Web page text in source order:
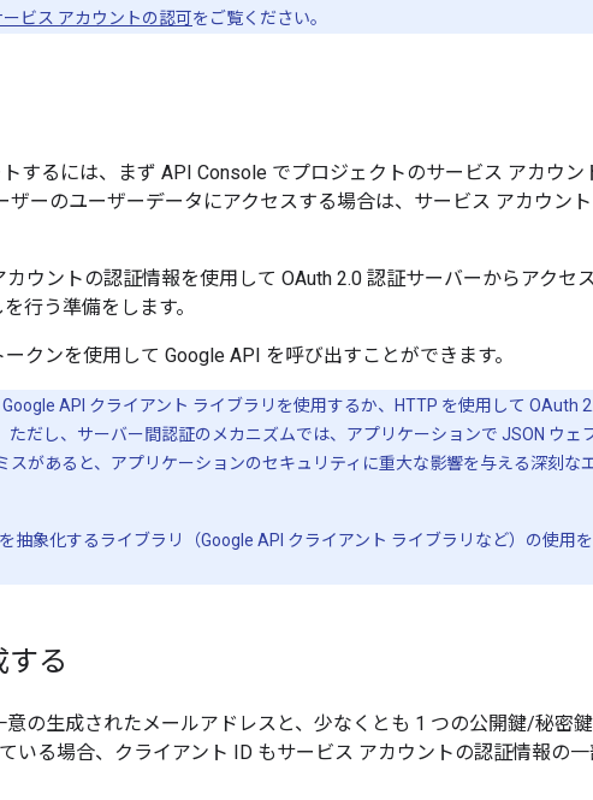
ビス アカウントの認可をご覧ください。
するには、まず API Console でプロジェクトのサービス アカウン
ザーのユーザーデータにアクセスする場合は、サービス アカウン
ウントの認証情報を使用して OAuth 2.0 認証サーバーからアクセ
行う準備をします。
クンを使用して Google API を呼び出すことができます。
API クライアント ライブラリを使用するか、HTTP を使用して OAuth
ただし、サーバー間認証のメカニズムでは、アプリケーションで JSON ウェ
スがあると、アプリケーションのセキュリティに重大な影響を与える深刻な
抽象化するライブラリ（Google API クライアント ライブラリなど）の使用
する
意の生成されたメールアドレスと、少なくとも 1 つの公開鍵/秘密
いる場合、クライアント ID もサービス アカウントの認証情報の